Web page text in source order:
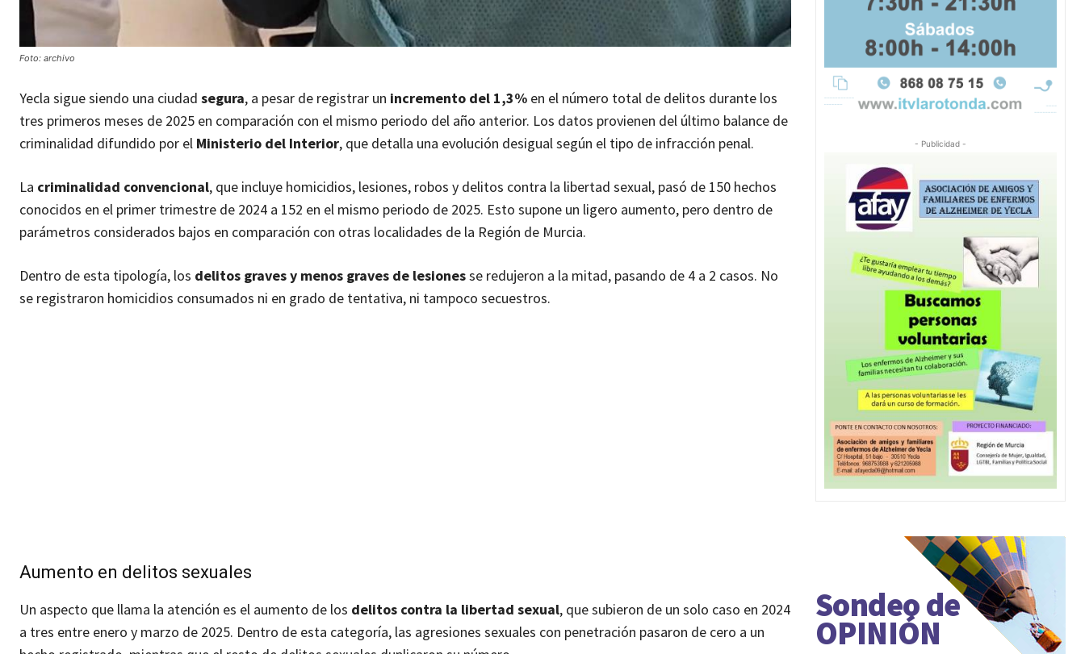
Foto: archivo
Yecla sigue siendo una ciudad segura, a pesar de registrar un incremento del 1,3% en el número total de delitos durante los
tres primeros meses de 2025 en comparación con el mismo periodo del año anterior. Los datos provienen del último balance de
criminalidad difundido por el Ministerio del Interior, que detalla una evolución desigual según el tipo de infracción penal.
La criminalidad convencional, que incluye homicidios, lesiones, robos y delitos contra la libertad sexual, pasó de 150 hechos
conocidos en el primer trimestre de 2024 a 152 en el mismo periodo de 2025. Esto supone un ligero aumento, pero dentro de
parámetros considerados bajos en comparación con otras localidades de la Región de Murcia.
Dentro de esta tipología, los delitos graves y menos graves de lesionesse redujeron a la mitad, pasando de 4 a 2 casos. No
se registraron homicidios consumados ni en grado de tentativa, ni tampoco secuestros.
Aumento en delitos sexuales
Un aspecto que llama la atención es el aumento de los delitos contra la libertad sexual, que subieron de un solo caso en 2024
a tres entre enero y marzo de 2025. Dentro de esta categoría, las agresiones sexuales con penetración pasaron de cero a un
- Publicidad -
Sondeo de
OPINIÓN